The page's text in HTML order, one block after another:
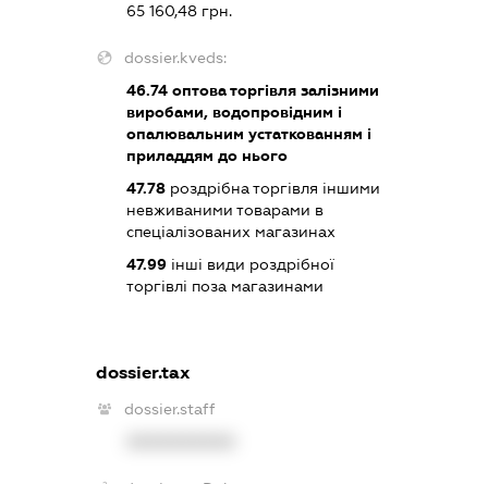
65 160,48 грн.
dossier.kveds:
46.74оптова торгівля залізними
виробами, водопровідним і
опалювальним устаткованням і
приладдям до нього
47.78роздрібна торгівля іншими
невживаними товарами в
спеціалізованих магазинах
47.99інші види роздрібної
торгівлі поза магазинами
dossier.tax
dossier.staff